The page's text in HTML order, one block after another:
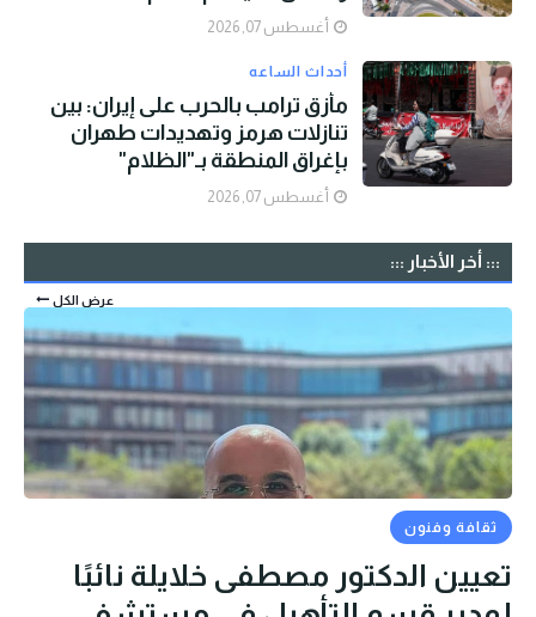
أغسطس 07, 2026
أحداث الساعه
مأزق ترامب بالحرب على إيران: بين
تنازلات هرمز وتهديدات طهران
بإغراق المنطقة بـ"الظلام"
أغسطس 07, 2026
::: أخر الأخبار :::
عرض الكل
ثقافة وفنون
تعيين الدكتور مصطفى خلايلة نائبًا